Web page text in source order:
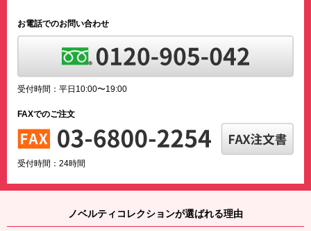
お電話でのお問い合わせ
受付時間：平日10:00〜19:00
FAXでのご注文
受付時間：24時間
ノベルティコレクションが選ばれる理由